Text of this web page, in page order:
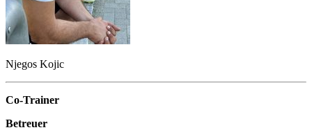
Njegos Kojic
Co-Trainer
Betreuer